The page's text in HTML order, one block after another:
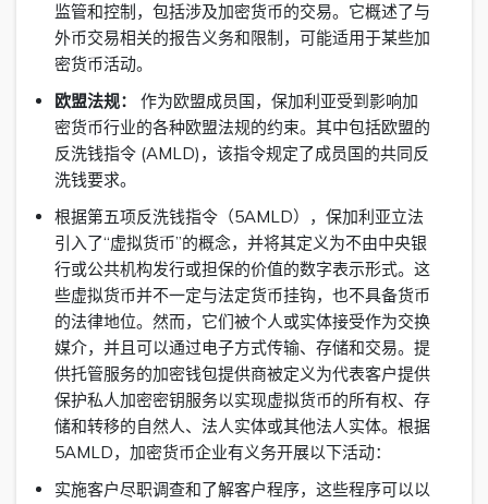
监管和控制，包括涉及加密货币的交易。它概述了与
外币交易相关的报告义务和限制，可能适用于某些加
密货币活动。
欧盟法规：
作为欧盟成员国，保加利亚受到影响加
密货币行业的各种欧盟法规的约束。其中包括欧盟的
反洗钱指令 (AMLD)，该指令规定了成员国的共同反
洗钱要求。
根据第五项反洗钱指令（5AMLD），保加利亚立法
引入了“虚拟货币”的概念，并将其定义为不由中央银
行或公共机构发行或担保的价值的数字表示形式。这
些虚拟货币并不一定与法定货币挂钩，也不具备货币
的法律地位。然而，它们被个人或实体接受作为交换
媒介，并且可以通过电子方式传输、存储和交易。提
供托管服务的加密钱包提供商被定义为代表客户提供
保护私人加密密钥服务以实现虚拟货币的所有权、存
储和转移的自然人、法人实体或其他法人实体。根据
5AMLD，加密货币企业有义务开展以下活动：
实施客户尽职调查和了解客户程序，这些程序可以以